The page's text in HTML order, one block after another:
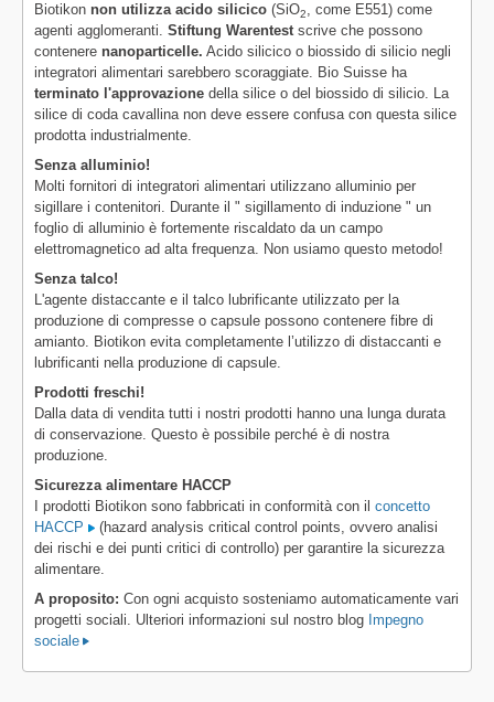
Biotikon non utilizza acido silicico (SiO2, come E551) come
agenti agglomeranti. Stiftung Warentestscrive che possono
contenere nanoparticelle. Acido silicico o biossido di silicio negli
integratori alimentari sarebbero scoraggiate. Bio Suisse ha
terminato l'approvazione della silice o del biossido di silicio. La
silice di coda cavallina non deve essere confusa con questa silice
prodotta industrialmente.
Senza alluminio!
Molti fornitori di integratori alimentari utilizzano alluminio per
sigillare i contenitori. Durante il " sigillamento di induzione " un
foglio di alluminio è fortemente riscaldato da un campo
elettromagnetico ad alta frequenza. Non usiamo questo metodo!
Senza talco!
L'agente distaccante e il talco lubrificante utilizzato per la
produzione di compresse o capsule possono contenere fibre di
amianto. Biotikon evita completamente l’utilizzo di distaccanti e
lubrificanti nella produzione di capsule.
Prodotti freschi!
Dalla data di vendita tutti i nostri prodotti hanno una lunga durata
di conservazione. Questo è possibile perché è di nostra
produzione.
Sicurezza alimentare HACCP
I prodotti Biotikon sono fabbricati in conformità con il concetto
HACCP
(hazard analysis critical control points, ovvero analisi
dei rischi e dei punti critici di controllo) per garantire la sicurezza
alimentare.
A proposito: Con ogni acquisto sosteniamo automaticamente vari
progetti sociali. Ulteriori informazioni sul nostro blog Impegno
sociale